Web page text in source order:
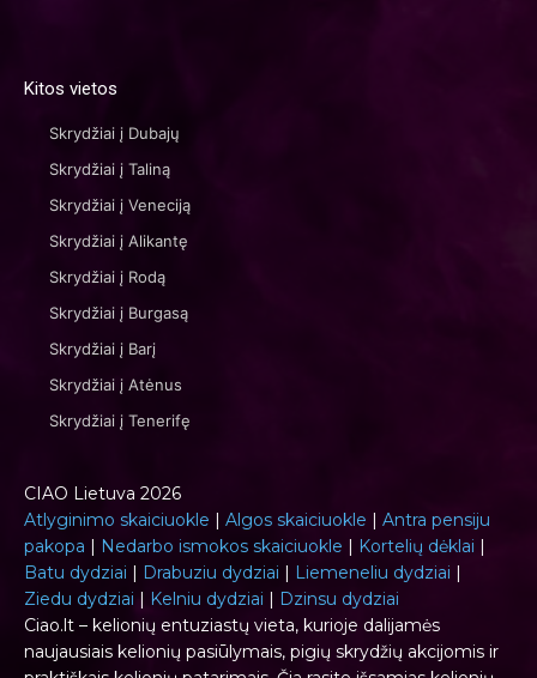
Kitos vietos
Skrydžiai į Dubajų
Skrydžiai į Taliną
Skrydžiai į Veneciją
Skrydžiai į Alikantę
Skrydžiai į Rodą
Skrydžiai į Burgasą
Skrydžiai į Barį
Skrydžiai į Atėnus
Skrydžiai į Tenerifę
CIAO Lietuva 2026
Atlyginimo skaiciuokle | Algos skaiciuokle | Antra pensiju
pakopa | Nedarbo ismokos skaiciuokle | Kortelių dėklai |
Batu dydziai | Drabuziu dydziai | Liemeneliu dydziai |
Ziedu dydziai | Kelniu dydziai | Dzinsu dydziai
Ciao.lt – kelionių entuziastų vieta, kurioje dalijamės
naujausiais kelionių pasiūlymais, pigių skrydžių akcijomis ir